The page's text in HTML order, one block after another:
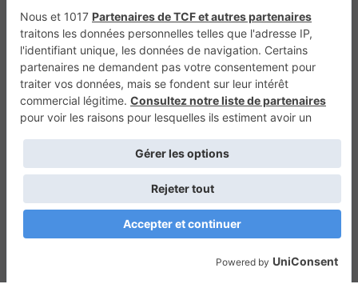
Génération Electrique Génération Sans Permis VTTAE.fr FullAttack
Retour en haut
Depuis 2010 - Un magazine duGroupe CPPRESSE